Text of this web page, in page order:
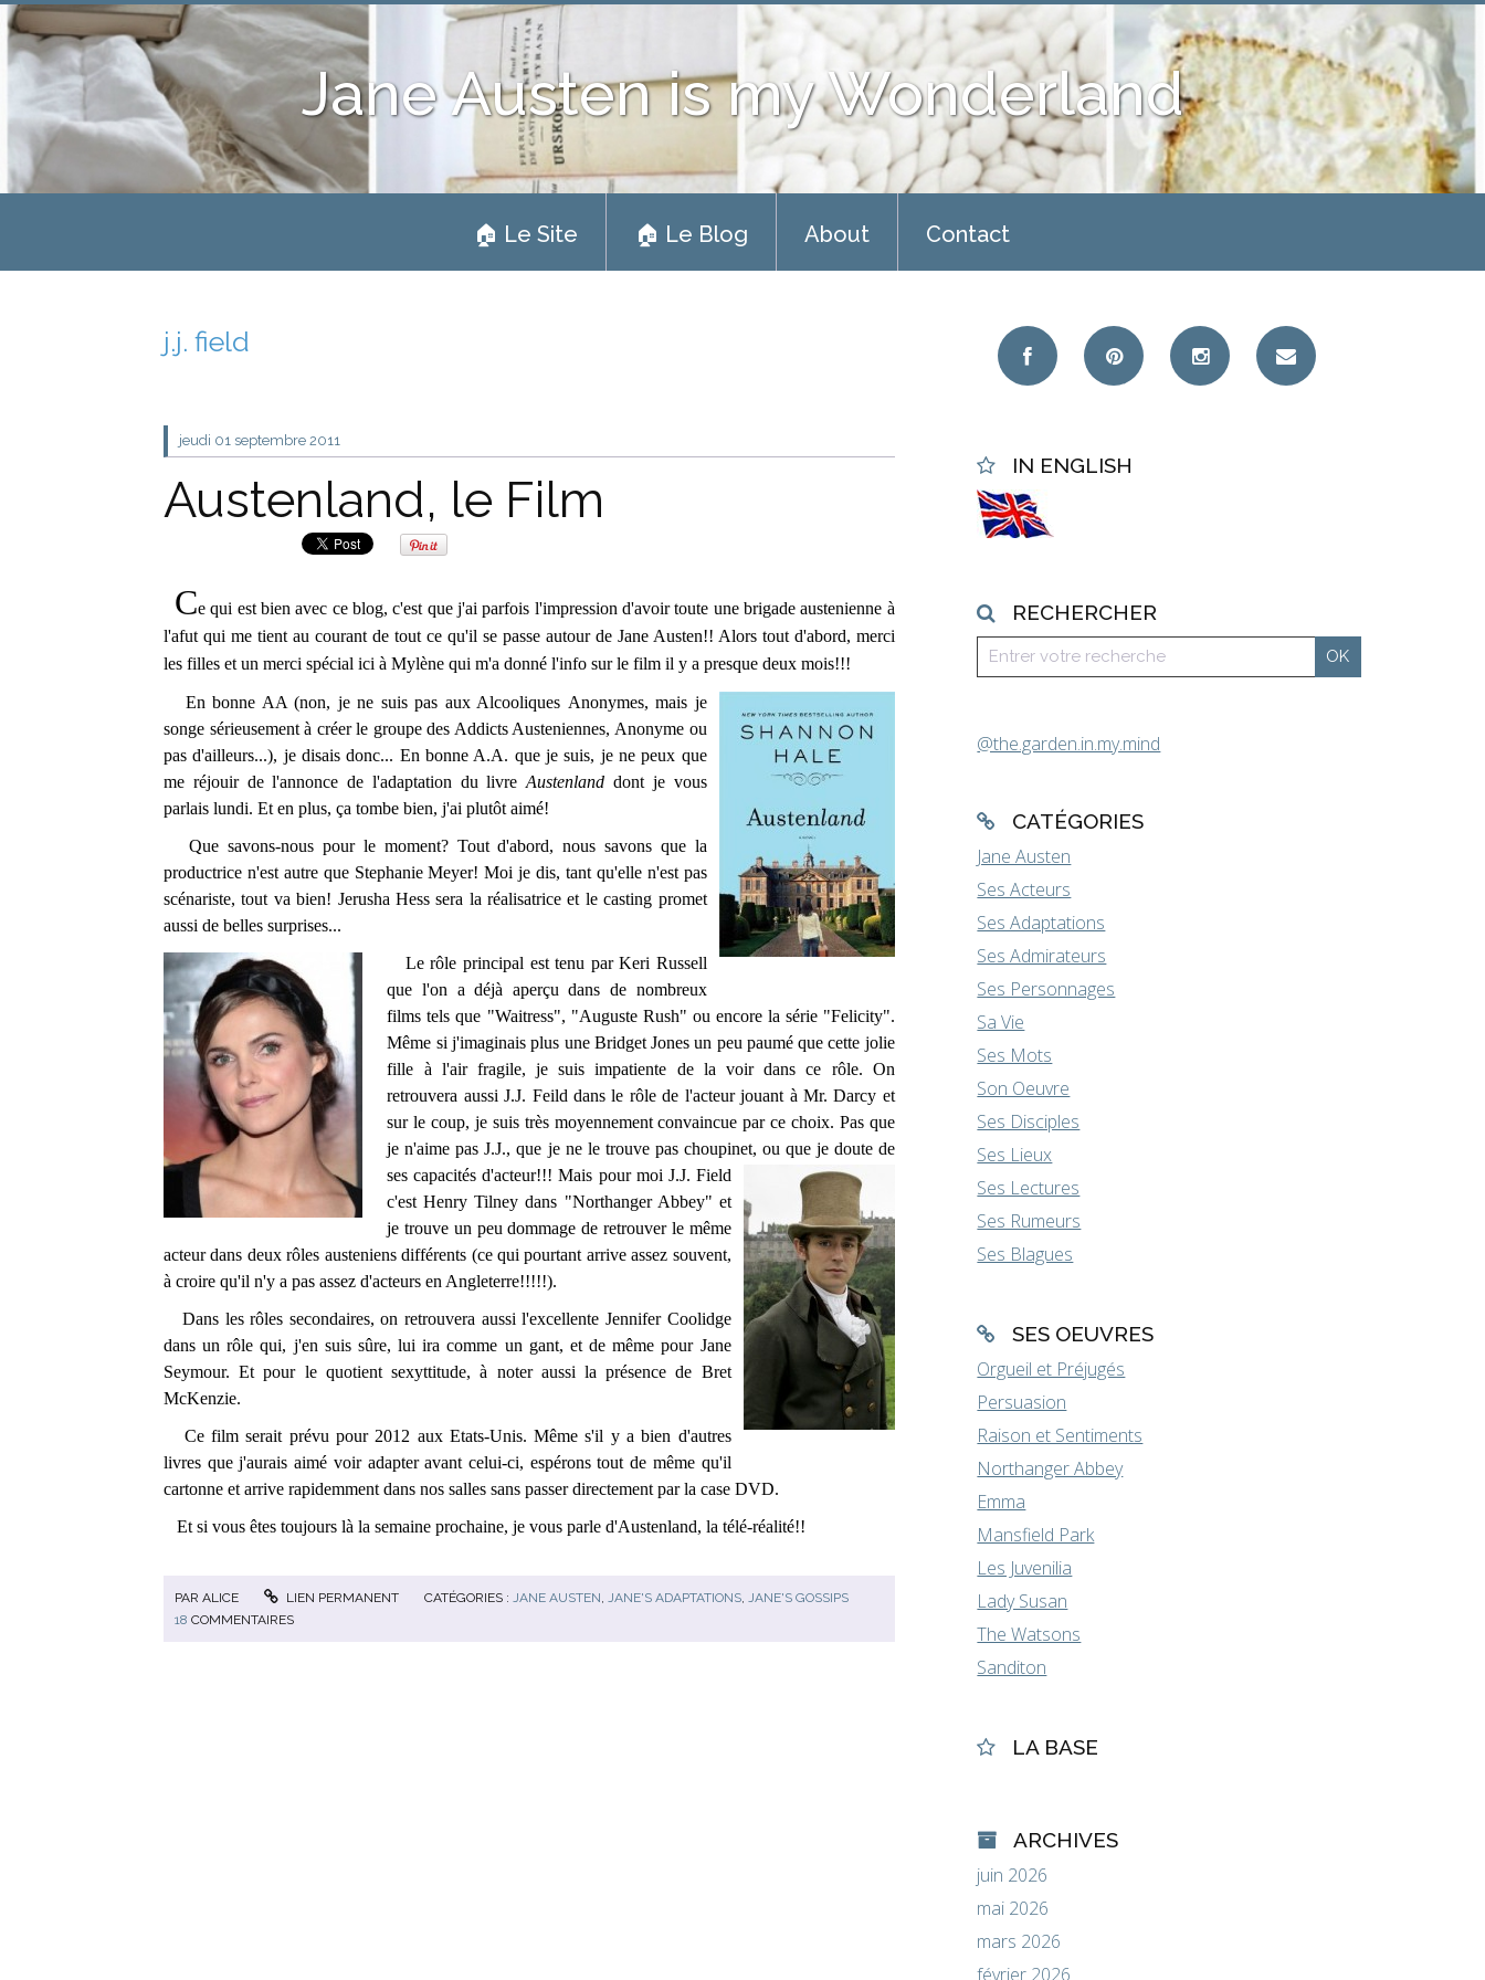
Jane Austen is my Wonderland
🏠 Le Site 🏠 Le Blog About Contact
j.j. field
jeudi 01 septembre 2011
Austenland, le Film
Ce qui est bien avec ce blog, c'est que j'ai parfois l'impression d'avoir toute une brigade austenienne à
l'afut qui me tient au courant de tout ce qu'il se passe autour de Jane Austen!! Alors tout d'abord, merci
les filles et un merci spécial ici à Mylène qui m'a donné l'info sur le film il y a presque deux mois!!!
En bonne AA (non, je ne suis pas aux Alcooliques Anonymes, mais je
songe sérieusement à créer le groupe des Addicts Austeniennes, Anonyme ou
pas d'ailleurs...), je disais donc... En bonne A.A. que je suis, je ne peux que
me réjouir de l'annonce de l'adaptation du livreAustenland dont je vous
parlais lundi. Et en plus, ça tombe bien, j'ai plutôt aimé!
Que savons-nous pour le moment? Tout d'abord, nous savons que la
productrice n'est autre que Stephanie Meyer! Moi je dis, tant qu'elle n'est pas
scénariste, tout va bien! Jerusha Hess sera la réalisatrice et le casting promet
aussi de belles surprises...
Le rôle principal est tenu par Keri Russell
que l'on a déjà aperçu dans de nombreux
films tels que "Waitress", "Auguste Rush" ou encore la série "Felicity".
Même si j'imaginais plus une Bridget Jones un peu paumé que cette jolie
fille à l'air fragile, je suis impatiente de la voir dans ce rôle. On
retrouvera aussi J.J. Feild dans le rôle de l'acteur jouant à Mr. Darcy et
sur le coup, je suis très moyennement convaincue par ce choix. Pas que
je n'aime pas J.J., que je ne le trouve pas choupinet, ou que je doute de
ses capacités d'acteur!!! Mais pour moi J.J. Field
c'est Henry Tilney dans "Northanger Abbey" et
je trouve un peu dommage de retrouver le même
acteur dans deux rôles austeniens différents (ce qui pourtant arrive assez souvent,
à croire qu'il n'y a pas assez d'acteurs en Angleterre!!!!!).
Dans les rôles secondaires, on retrouvera aussi l'excellente Jennifer Coolidge
dans un rôle qui, j'en suis sûre, lui ira comme un gant, et de même pour Jane
Seymour. Et pour le quotient sexyttitude, à noter aussi la présence de Bret
McKenzie.
Ce film serait prévu pour 2012 aux Etats-Unis. Même s'il y a bien d'autres
livres que j'aurais aimé voir adapter avant celui-ci, espérons tout de même qu'il
cartonne et arrive rapidemment dans nos salles sans passer directement par la case DVD.
Et si vous êtes toujours là la semaine prochaine, je vous parle d'Austenland, la télé-réalité!!
PAR ALICE LIEN PERMANENT CATÉGORIES : JANE AUSTEN JANE'S ADAPTATIONS
JANE'S GOSSIPS
18 COMMENTAIRES
IN ENGLISH
RECHERCHER
@the.garden.in.my.mind
CATÉGORIES
Jane Austen
Ses Acteurs
Ses Adaptations
Ses Admirateurs
Ses Personnages
Sa Vie
Ses Mots
Son Oeuvre
Ses Disciples
Ses Lieux
Ses Lectures
Ses Rumeurs
Ses Blagues
SES OEUVRES
Orgueil et Préjugés
Persuasion
Raison et Sentiments
Northanger Abbey
Emma
Mansfield Park
Les Juvenilia
Lady Susan
The Watsons
Sanditon
LA BASE
ARCHIVES
juin 2026
mai 2026
mars 2026
février 2026